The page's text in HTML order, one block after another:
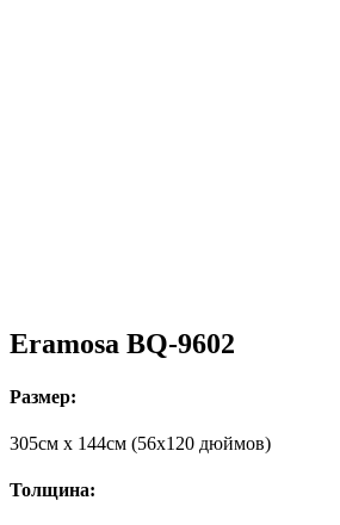
Eramosa BQ-9602
Размер:
305cм x 144cм (56х120 дюймов)
Толщина: